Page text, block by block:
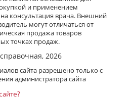
и применением
консультация врача. Внешний
могут отличаться от
продажа товаров
точках продаж.
2026
сайта разрешено только с
администратора сайта